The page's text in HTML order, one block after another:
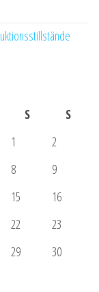
S
S
1
2
8
9
15
16
22
23
29
30